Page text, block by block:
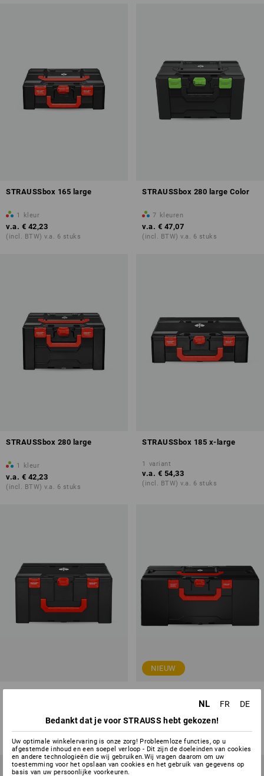
STRAUSSbox 165 large
1 kleur
v.a. € 42,23
(incl. BTW) v.a. 6 stuks
STRAUSSbox 280 large Color
7 kleuren
v.a. € 47,07
(incl. BTW) v.a. 6 stuks
STRAUSSbox 280 large
1 kleur
v.a. € 42,23
(incl. BTW) v.a. 6 stuks
STRAUSSbox 185 x-large
1 variant
v.a. € 54,33
(incl. BTW) v.a. 6 stuks
€ 72,48
(incl. BTW) v.a. 6 stuks
NIEUW
v.a. € 72,48
(incl. BTW) v.a. 6 stuks
NL FR
DE
Bedankt dat je voor STRAUSS hebt gekozen!
Uw optimale winkelervaring is onze zorg! Probleemloze functies, op u
afgestemde inhoud en een soepel verloop - Dit zijn de doeleinden van cookies
en andere technologieën die wij gebruiken.Wij vragen daarom om uw
toestemming voor het opslaan van cookies en het gebruik van gegevens op
basis van uw persoonlijke voorkeuren.